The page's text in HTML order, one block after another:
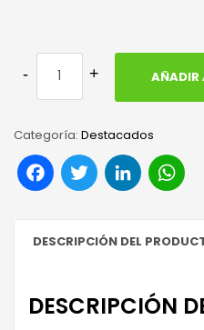
AÑADIR
Categoría: Destacados
Facebook
Twitter
DESCRIPCIÓN DEL
DESCRIPCIÓN